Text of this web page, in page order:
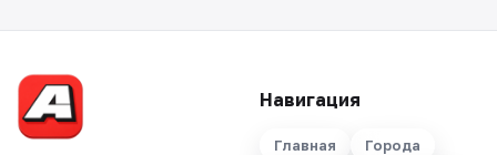
Навигация
Главная Города